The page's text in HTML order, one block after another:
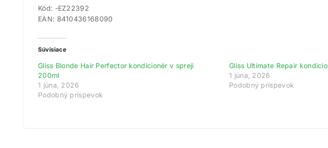
Kód: -EZ22392
EAN: 8410436168090
Súvisiace
Gliss Blonde Hair Perfector kondicionér v spreji
200ml
1 júna, 2026
Podobný príspevok
Gliss Ultimate Repair
1 júna, 2026
Podobný príspevok
Zaregistrujte sa ešte dnes a my
Navyše za každé 1 € nákupu